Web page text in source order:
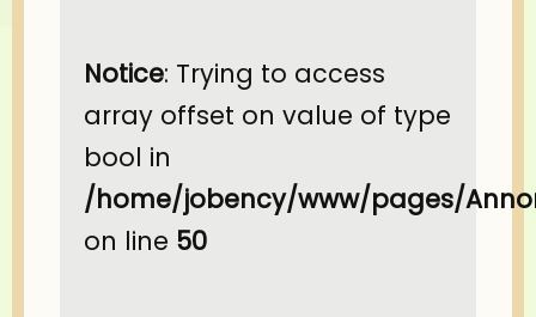
Notice: Trying to access
array offset on value of type
bool in
/home/jobency/www/pages/
on line 50